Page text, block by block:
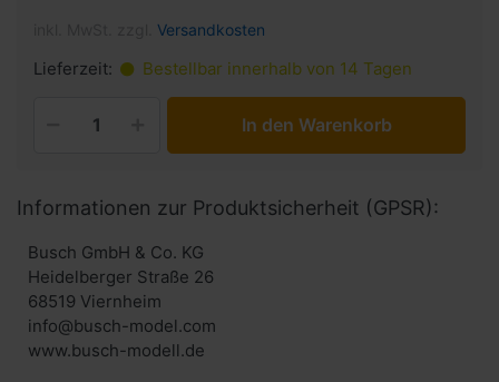
Versandkosten
Lieferzeit: Bestellbar innerhalb von 14 Tagen
In den Warenkorb
Informationen zur Produktsicherheit (GPSR):
Busch GmbH & Co. KG
Heidelberger Straße 26
68519 Viernheim
info@busch-model.com
www.busch-modell.de